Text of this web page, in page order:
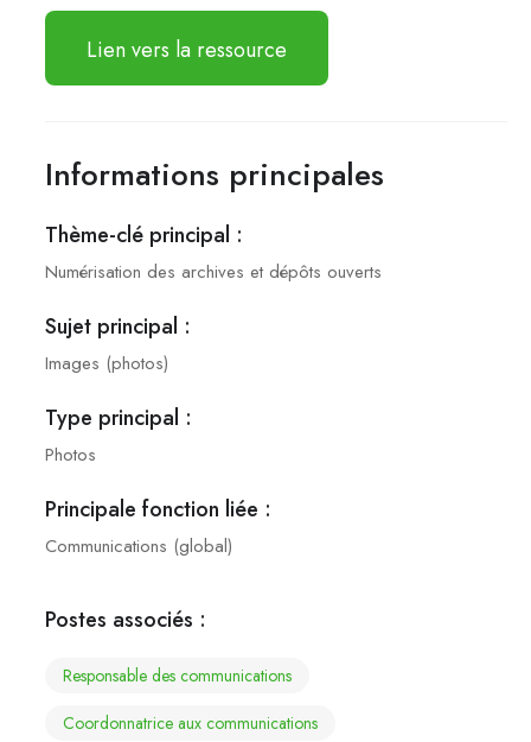
Lien vers la ressource
Informations principales
Thème-clé principal :
Numérisation des archives et dépôts ouverts
Sujet principal :
Images (photos)
Type principal :
Photos
Principale fonction liée :
Communications (global)
Postes associés :
responsable des communications
coordonnatrice aux communications